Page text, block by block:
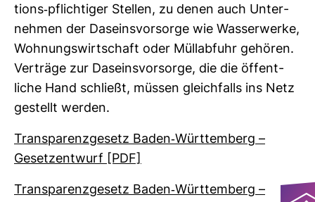
tions-​pflich­tiger Stellen, zu denen auch Unter­
nehmen der Daseins­vor­sorge wie Was­ser­werke,
Woh­nungs­wirt­schaft oder Müll­ab­fuhr gehören.
Ver­träge zur Daseins­vor­sorge, die die öffent­
liche Hand schließt, müssen gleich­falls ins Netz
gestellt werden.
Trans­pa­renz­ge­setz Baden-​Würt­tem­berg –
Gesetz­ent­wurf [PDF]
Trans­pa­renz­ge­setz Baden-​Würt­tem­berg –